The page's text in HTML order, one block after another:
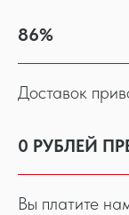
86%
Доставок
0 РУБЛЕЙ
Вы платите